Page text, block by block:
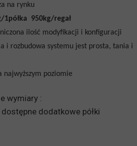
na rynku
1półka 950kg/regał
ilość modyfikacji i konfiguracji
i rozbudowa systemu jest prosta, tania i
najwyższym poziomie
wymiary :
dodatkowe półki